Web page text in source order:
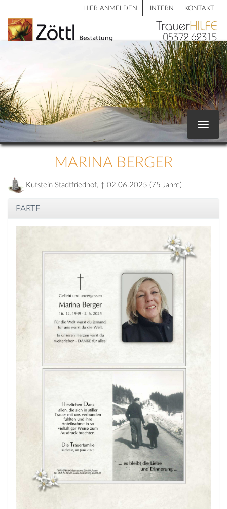
HIER ANMELDEN INTERN KONTAKT
Toggle
MARINA BERGER
Kufstein Stadtfriedhof, † 02.06.2025 (75 Jahre)
PARTE